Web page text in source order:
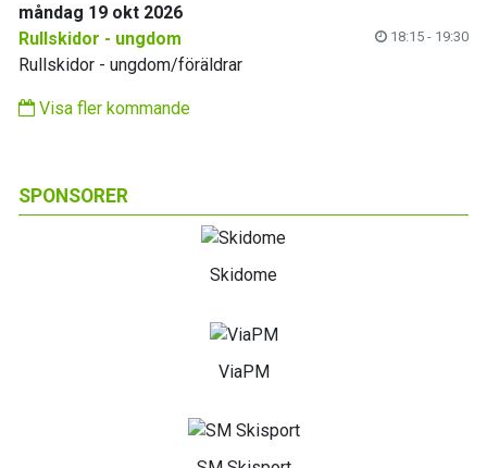
måndag 19 okt 2026
Rullskidor - ungdom
18:15 - 19:30
Rullskidor - ungdom/föräldrar
Visa fler kommande
SPONSORER
Skidome
ViaPM